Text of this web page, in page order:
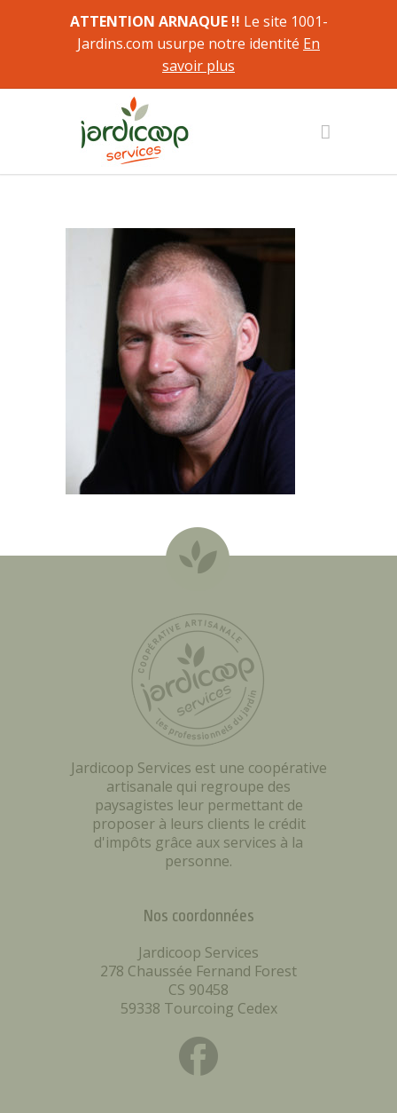
ATTENTION ARNAQUE !! Le site 1001-
Jardins.com usurpe notre identité En
savoir plus
Jardicoop Services est une coopérative
artisanale qui regroupe des
paysagistes leur permettant de
proposer à leurs clients le crédit
d'impôts grâce aux services à la
personne.
Nos coordonnées
Jardicoop Services
278 Chaussée Fernand Forest
CS 90458
59338 Tourcoing Cedex